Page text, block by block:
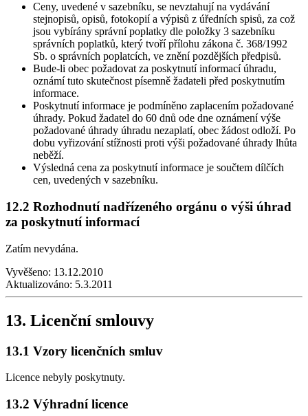
Ceny, uvedené v sazebníku, se nevztahují na vydávání
stejnopisů, opisů, fotokopií a výpisů z úředních spisů, za což
jsou vybírány správní poplatky dle položky 3 sazebníku
správních poplatků, který tvoří přílohu zákona č. 368/1992
Sb. o správních poplatcích, ve znění pozdějších předpisů.
Bude-li obec požadovat za poskytnutí informací úhradu,
oznámí tuto skutečnost písemně žadateli před poskytnutím
informace.
Poskytnutí informace je podmíněno zaplacením požadované
úhrady. Pokud žadatel do 60 dnů ode dne oznámení výše
požadované úhrady úhradu nezaplatí, obec žádost odloží. Po
dobu vyřizování stížnosti proti výši požadované úhrady lhůta
neběží.
Výsledná cena za poskytnutí informace je součtem dílčích
cen, uvedených v sazebníku.
12.2 Rozhodnutí nadřízeného orgánu o výši úhrad
za poskytnutí informací
Zatím nevydána.
Vyvěšeno: 13.12.2010
Aktualizováno: 5.3.2011
13. Licenční smlouvy
13.1 Vzory licenčních smluv
Licence nebyly poskytnuty.
13.2 Výhradní licence